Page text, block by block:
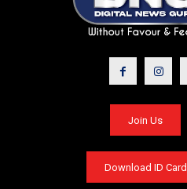
Join Us
Download ID Card